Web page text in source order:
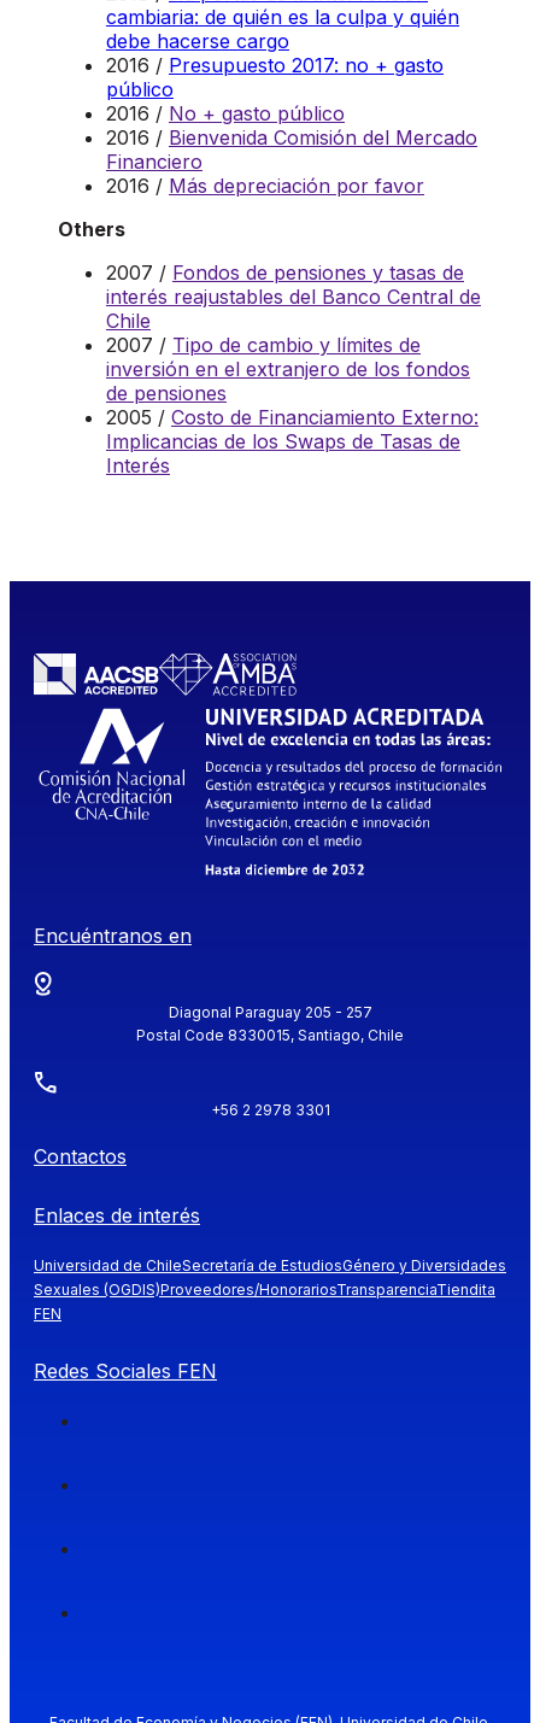
cambiaria: de quién es la culpa y quién
debe hacerse cargo
2016 / Presupuesto 2017: no + gasto
público
2016 / No + gasto público
2016 / Bienvenida Comisión del Mercado
Financiero
2016 / Más depreciación por favor
Others
2007 / Fondos de pensiones y tasas de
interés reajustables del Banco Central de
Chile
2007 / Tipo de cambio y límites de
inversión en el extranjero de los fondos
de pensiones
2005 / Costo de Financiamiento Externo:
Implicancias de los Swaps de Tasas de
Interés
Encuéntranos en
Diagonal Paraguay 205 - 257
Postal Code 8330015, Santiago, Chile
+56 2 2978 3301
Contactos
Enlaces de interés
Universidad de ChileSecretaría de EstudiosGénero y Diversidades
Sexuales (OGDIS)Proveedores/HonorariosTransparenciaTiendita
FEN
Redes Sociales FEN